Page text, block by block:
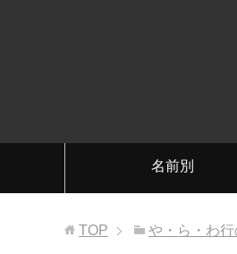
名前別
TOP や・ら・わ行